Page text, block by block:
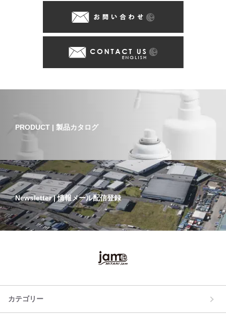
PRODUCT | 製品カタログ
Newsletter | 情報メール配信登録
カテゴリー